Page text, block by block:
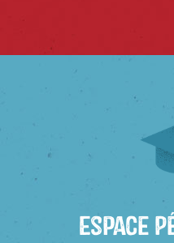
Espace